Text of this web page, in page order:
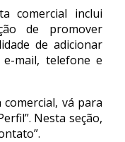
comercial inclui
de promover
de adicionar
mail, telefone e
vá para
Nesta seção,